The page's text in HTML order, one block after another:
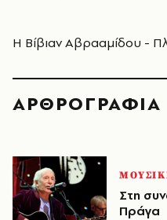
Η Βίβιαν Αβρααμίδου -
ΑΡΘΡΟΓΡΑΦΙΑ
Στη
Πράγα